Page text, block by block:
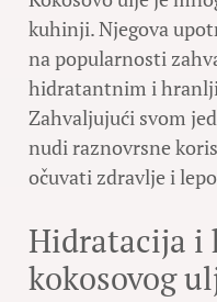
kuhinji. Njegova
na popularnosti
hidratantnim i
Zahvaljujući svom
nudi raznovrsne
očuvati zdravlje i
Hidratacija i
kokosovog